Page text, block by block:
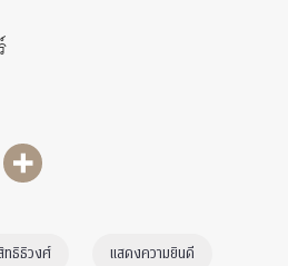
ทธิธิวงศ์ แสดงความยินดี